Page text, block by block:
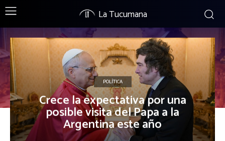
La Tucumana
POLÍTICA
Crece la expectativa por una
posible visita del Papa a la
Argentina este año